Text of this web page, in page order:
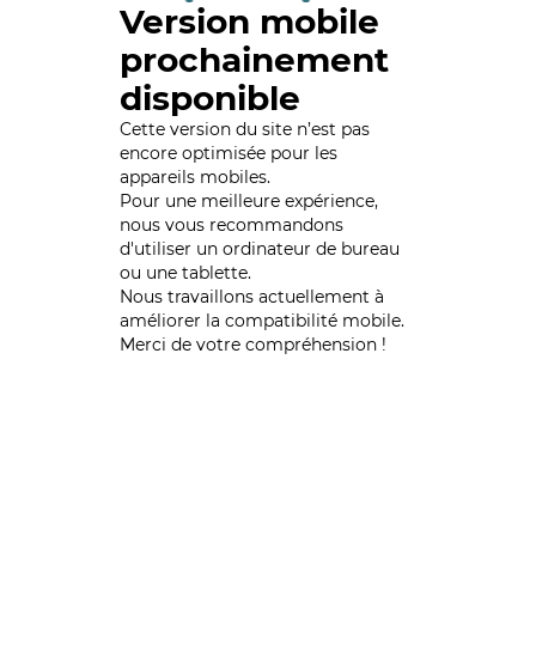
Version mobile
prochainement
disponible
Cette version du site n’est pas
encore optimisée pour les
appareils mobiles.
Pour une meilleure expérience,
nous vous recommandons
d'utiliser un ordinateur de bureau
ou une tablette.
Nous travaillons actuellement à
améliorer la compatibilité mobile.
Merci de votre compréhension !